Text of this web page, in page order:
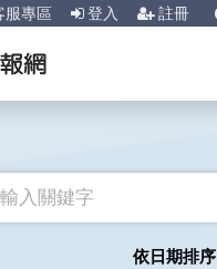
服專區 登入 註冊
依日期排序